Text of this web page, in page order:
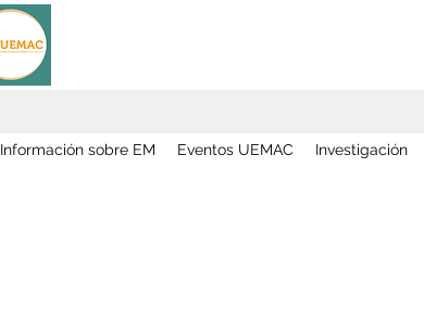
Información sobre EM Eventos UEMAC Investigación